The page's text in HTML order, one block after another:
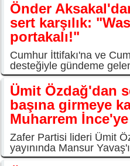
Önder
sert karşılık:
portakalı!"
Cumhur İttifakı'na ve
desteğiyle gündeme
Ümit Özdağ'dan
başına girmeye
Muharrem
Zafer Partisi lideri Ümit
yayınında Mansur